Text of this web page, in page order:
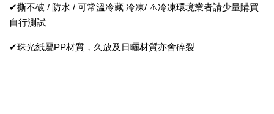
✔撕不破 / 防水 / 可常溫冷藏 冷凍/ ⚠️冷凍環境業者請少量購買
自行測試
✔珠光紙屬PP材質，久放及日曬材質亦會碎裂